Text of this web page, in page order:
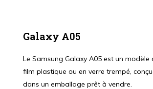
Galaxy A05
Le Samsung Galaxy A05 est un
film plastique ou en verre trempé,
dans un emballage prêt à vendre.